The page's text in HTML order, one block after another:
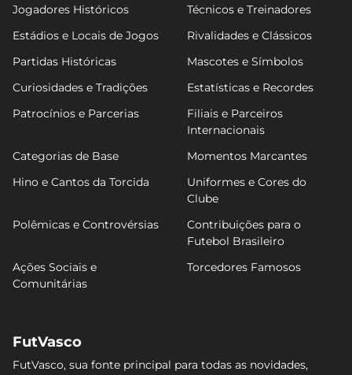
Jogadores Históricos
Técnicos e Treinadores
Estádios e Locais de Jogos
Rivalidades e Clássicos
Partidas Históricas
Mascotes e Símbolos
Curiosidades e Tradições
Estatísticas e Recordes
Patrocínios e Parcerias
Filiais e Parceiros
Internacionais
Categorias de Base
Momentos Marcantes
Hino e Cantos da Torcida
Uniformes e Cores do
Clube
Polêmicas e Controvérsias
Contribuições para o
Futebol Brasileiro
Ações Sociais e
Comunitárias
Torcedores Famosos
FutVasco
FutVasco, sua fonte principal para todas as novidades,